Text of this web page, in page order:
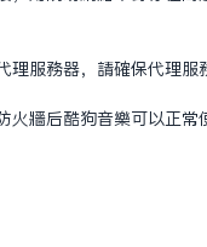
服务器，请确保代理服
墙后酷狗音乐可以正